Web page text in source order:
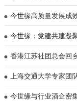
今世缘高质量发展成
今世缘：党建共建凝
香港江苏社团总会回
上海交通大学专家团
今世缘与行业酒企密